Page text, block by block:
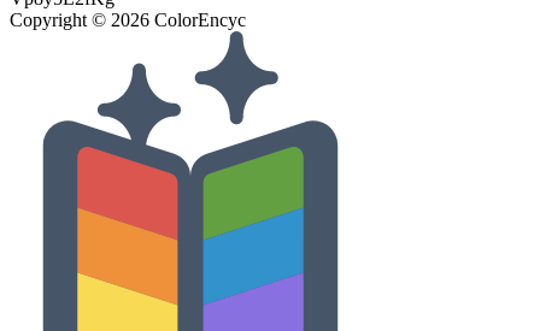
Copyright © 2026 ColorEncyc